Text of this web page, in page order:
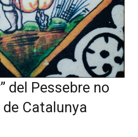
del Pessebre no
Catalunya
3 4 …